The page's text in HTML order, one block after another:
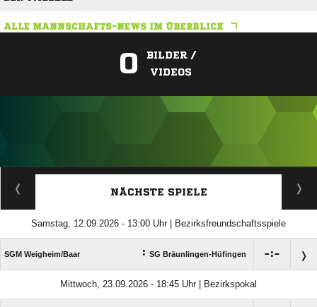
ALLE MANNSCHAFTS-NEWS IM ÜBERBLICK
0
BILDER /
VIDEOS
ANZEIGE
NÄCHSTE SPIELE
Samstag, 12.09.2026 - 13:00 Uhr | Bezirksfreundschaftsspiele
SGM Weigheim/​Baar : SG Bräunlingen-Hüfingen :
Mittwoch, 23.09.2026 - 18:45 Uhr | Bezirkspokal